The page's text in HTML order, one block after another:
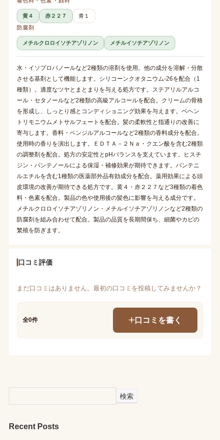
黄４ 赤２２７
青１
防腐剤
メチルクロロイソチアゾリノン メチルイソチアゾリノン
水・イソプロパノールなど2種類の溶剤を使用。他の成分を溶解・分散
させる基剤として機能します。シリコーンクオタニウム-26を配合（1
種類）。適度なツヤとまとまりを与える処方です。ステアリルアルコ
ール・セタノールなど2種類の高級アルコールを配合。クリームの骨格
を形成し、しっとり感とコンディショニング効果を与えます。ベヘン
トリモニウムメトサルフェートを配合。髪の柔軟性と指通りの改善に
寄与します。香料・ベンジルアルコールなど2種類の香料成分を配合。
使用時の香りを演出します。ＥＤＴＡ－２Ｎａ・クエン酸を含む2種類
の調整剤を配合。処方の安定性とpHバランスを支えています。ヒスチ
ジン・パンテノールによる保湿・補修効果が期待できます。パンテニ
ルエチルを含む1種類の医薬部外品有効成分を配合。薬用効果による頭
皮環境の改善が期待できる処方です。黄４・赤２２７など3種類の着色
料・色素を配合。製品の色や使用後の髪色に影響を与える成分です。
メチルクロロイソチアゾリノン・メチルイソチアゾリノンなど2種類の
防腐剤を組み合わせて配合。製品の品質を長期間保ち、細菌やカビの
繁殖を防ぎます。
口コミ評価
まだ口コミはありません。最初の口コミを投稿してみませんか？
全0件 口コミを書く
検索
Recent Posts